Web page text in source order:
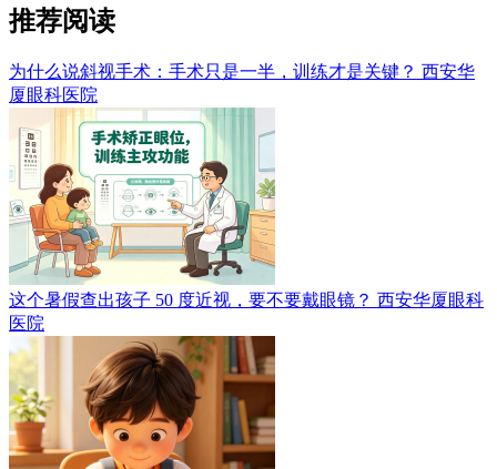
推荐阅读
为什么说斜视手术：手术只是一半，训练才是关键？ 西安华
厦眼科医院
这个暑假查出孩子 50 度近视，要不要戴眼镜？ 西安华厦眼科
医院